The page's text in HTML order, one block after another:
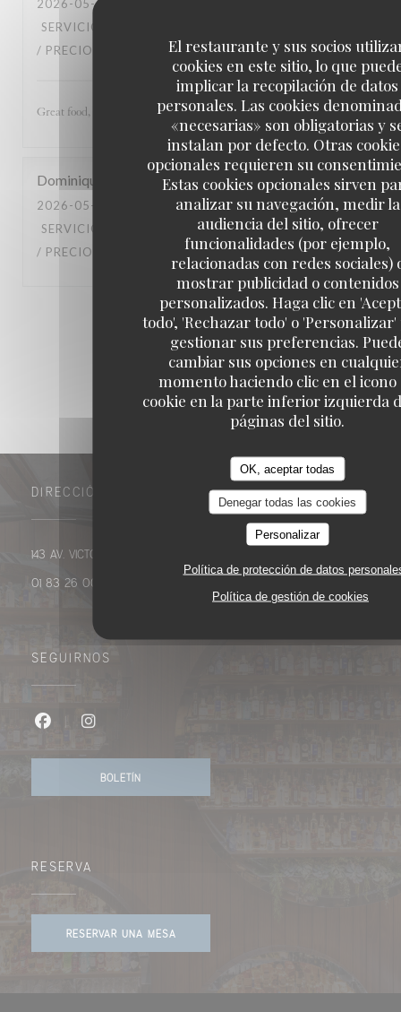
El restaurante y sus socios
cookies en este sitio, lo que
implicar la recopilación de datos
personales. Las cookies
«necesarias» son obligatorias y
instalan por defecto. Otras
opcionales requieren su
Estas cookies opcionales sirven
analizar su navegación, medir la
audiencia del sitio, ofrecer
funcionalidades (por ejemplo,
relacionadas con redes sociales)
mostrar publicidad o contenidos
personalizados. Haga clic en
todo', 'Rechazar todo' o
gestionar sus preferencias.
cambiar sus opciones en
momento haciendo clic en el icono
cookie en la parte inferior izquierda
páginas del sitio.
OK, aceptar todas
Denegar todas las cookies
Personalizar
Política de protección de datos
Política de gestión de cookies
2026-05-11
SERVICIO
/ PRECIO
Great food, great service, and wonderful ambiance.
Dominique
2026-05-12
- 12:30 - INVITADOS 4
SERVICIO
AMBIENTE: 5/5 MENÚ: 5 /5 CALIDAD
/ PRECIO
1 2 3
DIRECCIÓN
143 Av. Victor Hugo 75116 Paris
01 83 26 00 01
SEGUIRNOS
BOLETÍN
RESERVA
RESERVAR UNA MESA